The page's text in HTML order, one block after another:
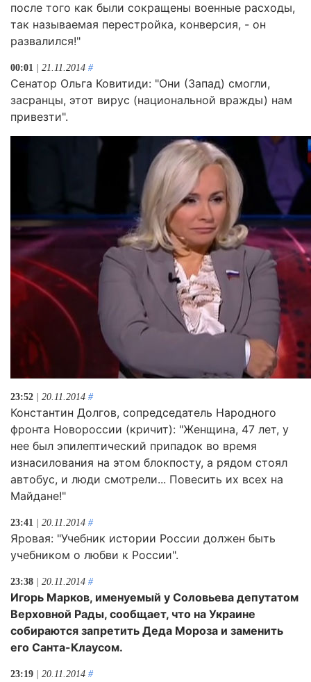
после того как были сокращены военные расходы,
так называемая перестройка, конверсия, - он
развалился!"
00:01 | 21.11.2014 #
Сенатор Ольга Ковитиди: "Они (Запад) смогли,
засранцы, этот вирус (национальной вражды) нам
привезти".
23:52 | 20.11.2014 #
Константин Долгов, сопредседатель Народного
фронта Новороссии (кричит): "Женщина, 47 лет, у
нее был эпилептический припадок во время
изнасилования на этом блокпосту, а рядом стоял
автобус, и люди смотрели... Повесить их всех на
Майдане!"
23:41 | 20.11.2014 #
Яровая: "Учебник истории России должен быть
учебником о любви к России".
23:38 | 20.11.2014 #
Игорь Марков, именуемый у Соловьева депутатом
Верховной Рады, сообщает, что на Украине
собираются запретить Деда Мороза и заменить
его Санта-Клаусом.
23:19 | 20.11.2014 #